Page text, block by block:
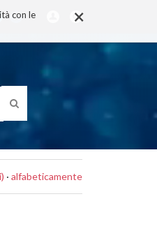
×
con le
· alfabeticamente